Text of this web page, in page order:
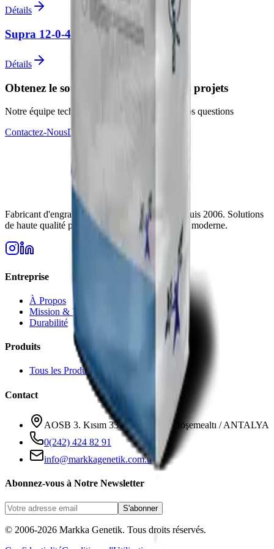
Détails
Supra 12-0-45+ME
Détails
Obtenez le soutien d'experts pour vos projets
Notre équipe technique est prête à répondre à vos questions
Contactez-NousDevenir Revendeur
Fabricant d'engrais de confiance en Turquie depuis 2006. Solutions
de haute qualité pour les besoins de l'agriculture moderne.
Entreprise
À Propos
Mission & Vision
Durabilité
Produits
Tous les Produits
Contact
AOSB 3. Kısım 33 Cadde No: 3 Döşemealtı / ANTALYA
0(242) 424 82 91
info@markkagenetik.com.tr
Abonnez-vous à Notre Newsletter
S'abonner
© 2006-2026 Markka Genetik. Tous droits réservés.